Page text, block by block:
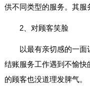
供不同类型的服务。其服
2、对顾客笑脸
以最有亲切感的一
结账服务工作遇到不愉
的顾客也没道理发脾气。